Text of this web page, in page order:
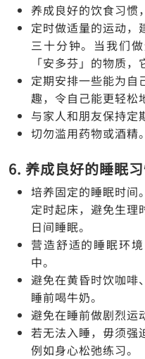
养成良好的饮食习惯
定时做适量的运动，
三十分钟。当我们
「安多芬」的物质，
定期安排一些能为自
趣，令自己能更轻松
与家人和朋友保持定
切勿滥用药物或酒精。
6. 养成良好的睡眠
培养固定的睡眠时间
定时起床，避免生理
日间睡眠。
营造舒适的睡眠环
中。
避免在黄昏时饮咖啡
睡前喝牛奶。
避免在睡前做剧烈运
若无法入睡，毋须强
例如身心松弛练习。